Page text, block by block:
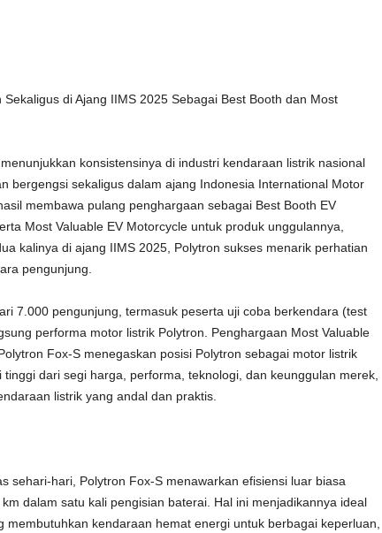
di Ajang IIMS 2025 Sebagai Best Booth dan Most
konsistensinya di industri kendaraan listrik nasional
bergengsi sekaligus dalam ajang Indonesia International Motor
membawa pulang penghargaan sebagai Best Booth EV
Most Valuable EV Motorcycle untuk produk unggulannya,
kalinya di ajang IIMS 2025, Polytron sukses menarik perhatian
pengunjung.
7.000 pengunjung, termasuk peserta uji coba berkendara (test
performa motor listrik Polytron. Penghargaan Most Valuable
Fox-S menegaskan posisi Polytron sebagai motor listrik
dari segi harga, performa, teknologi, dan keunggulan merek,
listrik yang andal dan praktis.
sehari-hari, Polytron Fox-S menawarkan efisiensi luar biasa
dalam satu kali pengisian baterai. Hal ini menjadikannya ideal
membutuhkan kendaraan hemat energi untuk berbagai keperluan,